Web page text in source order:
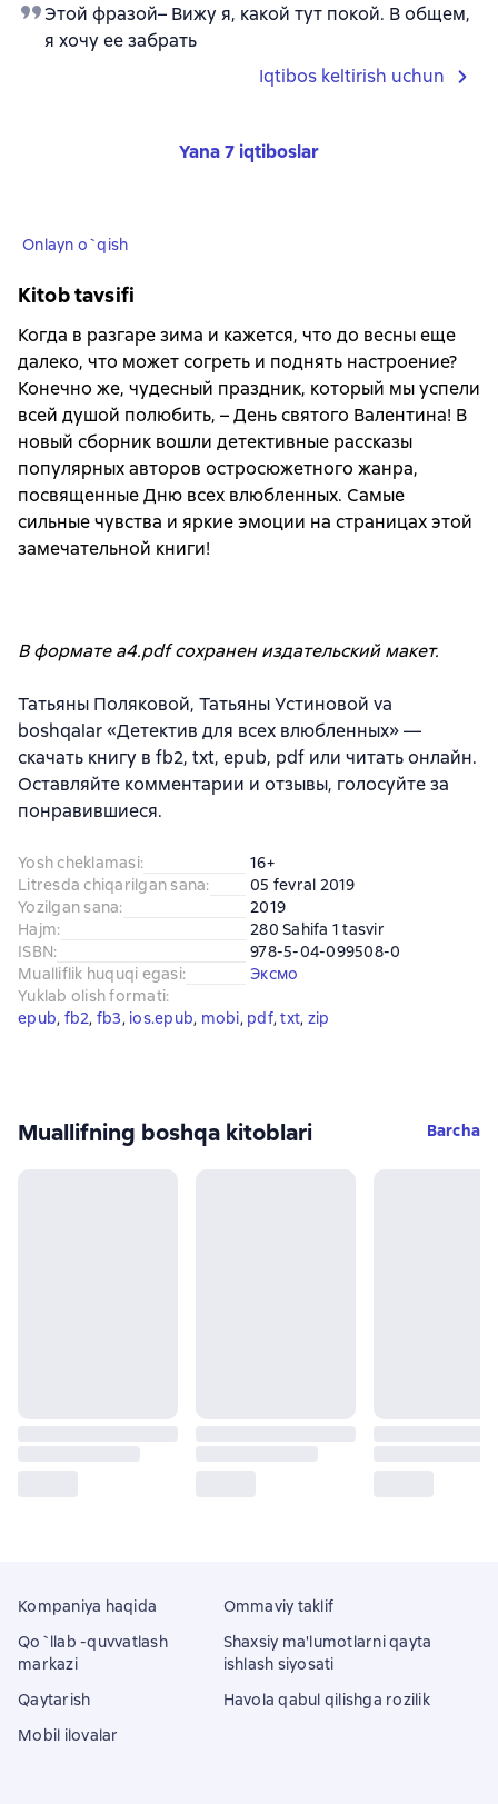
Этой фразой– Вижу я, какой тут покой. В общем,
я хочу ее забрать
Iqtibos keltirish uchun
Yana 7 iqtiboslar
Onlayn o`qish
Kitob tavsifi
Когда в разгаре зима и кажется, что до весны еще
далеко, что может согреть и поднять настроение?
Конечно же, чудесный праздник, который мы успели
всей душой полюбить, – День святого Валентина! В
новый сборник вошли детективные рассказы
популярных авторов остросюжетного жанра,
посвященные Дню всех влюбленных. Самые
сильные чувства и яркие эмоции на страницах этой
замечательной книги!
В формате a4.pdf сохранен издательский макет.
Татьяны Поляковой, Татьяны Устиновой va
boshqalar «Детектив для всех влюбленных» —
скачать книгу в fb2, txt, epub, pdf или читать онлайн.
Оставляйте комментарии и отзывы, голосуйте за
понравившиеся.
Yosh cheklamasi:
16+
Litresda chiqarilgan sana:
05 fevral 2019
Yozilgan sana:
2019
Hajm:
280 Sahifa 1 tasvir
ISBN:
978-5-04-099508-0
Mualliflik huquqi egasi:
Эксмо
Yuklab olish formati:
epub, fb2, fb3, ios.epub, mobi, pdf, txt, zip
Muallifning boshqa kitoblari Barcha
Kompaniya haqida
Qo`llab -quvvatlash
markazi
Qaytarish
Mobil ilovalar
Ommaviy taklif
Shaxsiy ma'lumotlarni qayta
ishlash siyosati
Havola qabul qilishga rozilik